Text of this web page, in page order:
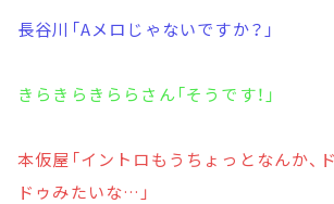
長谷川「Aメロじゃないですか？」
きらきらきららさん「そうです！」
本仮屋「イントロもうちょっとなんか、
ドゥみたいな…」